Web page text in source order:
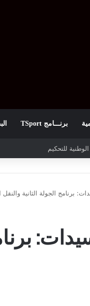
برنـــامج TSport
الرابطة الأولى
برنامج الجولة الثانية والنقل